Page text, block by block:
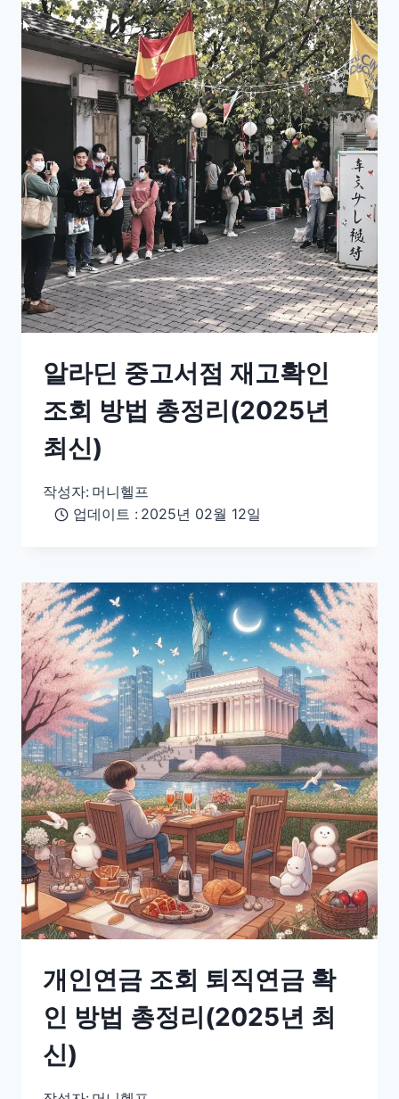
알라딘 중고서점 재고확인
조회 방법 총정리(2025년
최신)
작성자: 머니헬프
업데이트 : 2025년 02월 12일
개인연금 조회 퇴직연금 확
인 방법 총정리(2025년 최
신)